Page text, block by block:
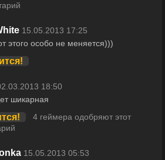
15.05.2013 17:25
этого особо не меняется)))
18:50
шикарная
4 геймера одобряют этот
15.05.2013 05:53